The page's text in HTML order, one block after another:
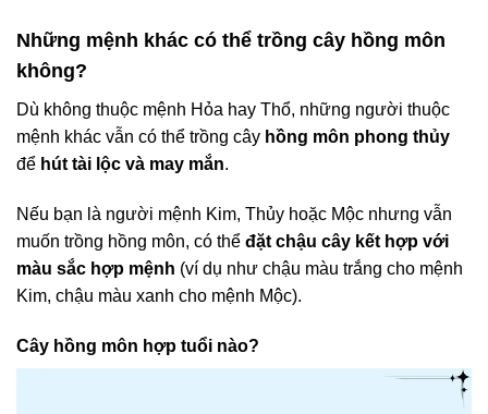
Những mệnh khác có thể trồng cây hồng môn
không?
Dù không thuộc mệnh Hỏa hay Thổ, những người thuộc
mệnh khác vẫn có thể trồng cây hồng môn phong thủy
để hút tài lộc và may mắn.
Nếu bạn là người mệnh Kim, Thủy hoặc Mộc nhưng vẫn
muốn trồng hồng môn, có thể đặt chậu cây kết hợp với
màu sắc hợp mệnh (ví dụ như chậu màu trắng cho mệnh
Kim, chậu màu xanh cho mệnh Mộc).
Cây hồng môn hợp tuổi nào?